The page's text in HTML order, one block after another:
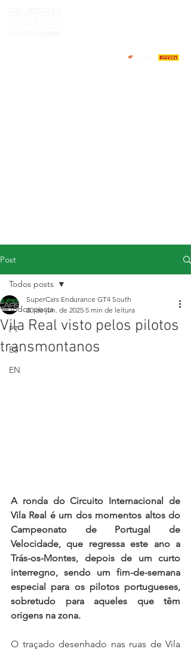
Post
Todos posts
PT
ES
EN
Todos posts
Vila Real visto pelos pilotos
transmontanos
SuperCars Endurance GT4 South
20 de jun. de 2025 5 min de leitura
A ronda do Circuito Internacional de
Vila Real é um dos momentos altos do
Campeonato de Portugal de
Velocidade, que regressa este ano a
Trás-os-Montes, depois de um curto
interregno, sendo um fim-de-semana
especial para os pilotos portugueses,
sobretudo para aqueles que têm
origens na zona.
O traçado desenhado nas ruas de Vila